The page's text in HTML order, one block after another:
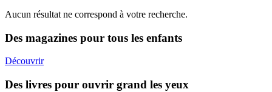
Aucun résultat ne correspond à votre recherche.
Des magazines pour tous les enfants
Découvrir
Des livres pour ouvrir grand les yeux